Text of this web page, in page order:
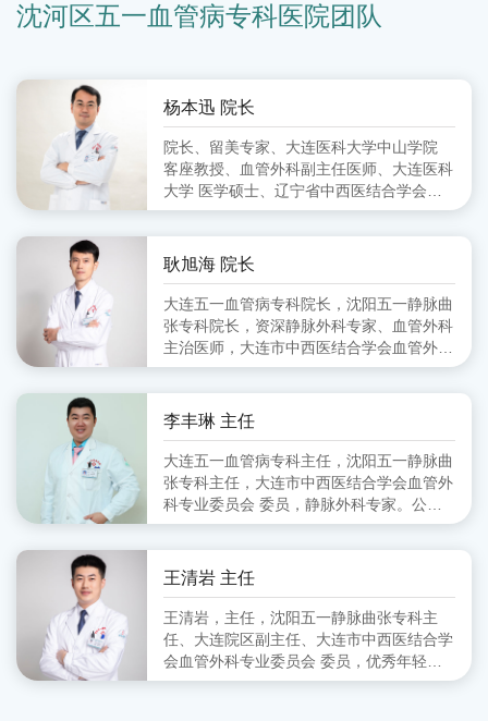
沈河区五一血管病专科医院团队
杨本迅 院长
院长、留美专家、大连医科大学中山学院
客座教授、血管外科副主任医师、大连医科
大学 医学硕士、辽宁省中西医结合学会周
围血管病分会 委员、大连市中西医结合学
会血管外科分会 副主任委员、大连市医师
协会血管外科分会 委员
耿旭海 院长
大连五一血管病专科院长，沈阳五一静脉曲
张专科院长，资深静脉外科专家、血管外科
主治医师，大连市中西医结合学会血管外科
专业委员会 委员,毕业于锦州医学院
李丰琳 主任
大连五一血管病专科主任，沈阳五一静脉曲
张专科主任，大连市中西医结合学会血管外
科专业委员会 委员，静脉外科专家。公立
医院从事血管外科工作十余年，擅长对下肢
静脉曲张的超声定位引导下的微创治疗。
王清岩 主任
王清岩，主任，沈阳五一静脉曲张专科主
任、大连院区副主任、大连市中西医结合学
会血管外科专业委员会 委员，优秀年轻静
脉外科专家。毕业于山东第一医科大学，三